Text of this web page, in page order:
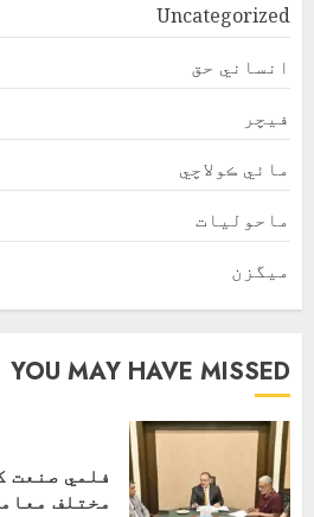
Uncategorized
انساني حق
فیچر
مائي ڪولاچي
ماحولیات
ميگزن
YOU MAY HAVE MISSED
فلمي صنعت
مختلف